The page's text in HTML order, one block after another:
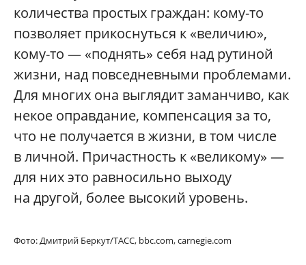
количества простых граждан: кому-то
позволяет прикоснуться к «величию»,
кому-то — «поднять» себя над рутиной
жизни, над повседневными проблемами.
Для многих она выглядит заманчиво, как
некое оправдание, компенсация за то,
что не получается в жизни, в том числе
в личной. Причастность к «великому» —
для них это равносильно выходу
на другой, более высокий уровень.
Фото: Дмитрий Беркут/ТАСС, bbc.com, carnegie.com